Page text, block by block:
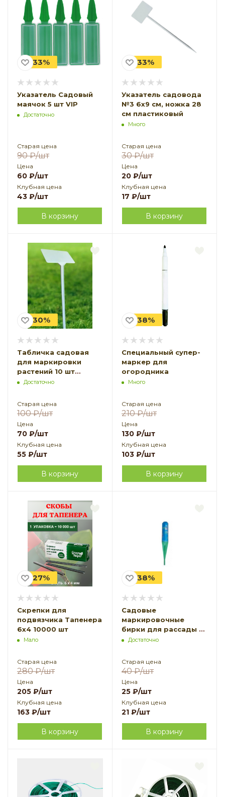
-33%
Указатель Садовый
маячок 5 шт VIP
Достаточно
Старая цена
90₽/шт
Цена
60 ₽/шт
Клубная цена
43 ₽/шт
В корзину
-33%
Указатель садовода
№3 6x9 см, ножка 28
см пластиковый
Много
Старая цена
30₽/шт
Цена
20 ₽/шт
Клубная цена
17 ₽/шт
В корзину
-30%
Табличка садовая
для маркировки
растений 10 шт
1,5х5,5х3,5
Достаточно
Старая цена
100₽/шт
Цена
70 ₽/шт
Клубная цена
55 ₽/шт
В корзину
-38%
Специальный супер-
маркер для
огородника
Много
Старая цена
210₽/шт
Цена
130 ₽/шт
Клубная цена
103 ₽/шт
В корзину
-27%
Скрепки для
подвязчика Тапенера
6x4 10000 шт
Мало
Старая цена
280₽/шт
Цена
205 ₽/шт
Клубная цена
163 ₽/шт
В корзину
-38%
Садовые
маркировочные
бирки для рассады с
защитным колпачком
Достаточно
Старая цена
40₽/шт
Цена
25 ₽/шт
Клубная цена
21 ₽/шт
В корзину